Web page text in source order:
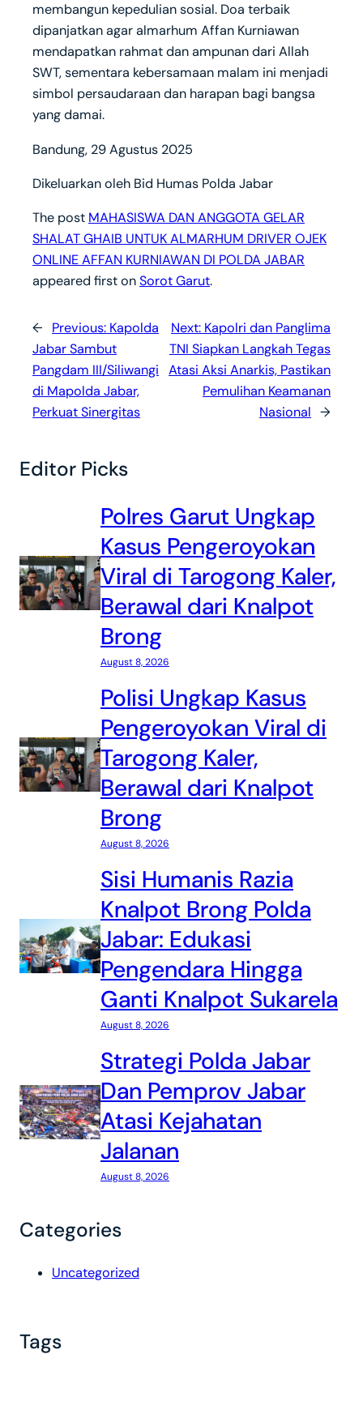
membangun kepedulian sosial. Doa terbaik
dipanjatkan agar almarhum Affan Kurniawan
mendapatkan rahmat dan ampunan dari Allah
SWT, sementara kebersamaan malam ini menjadi
simbol persaudaraan dan harapan bagi bangsa
yang damai.
Bandung, 29 Agustus 2025
Dikeluarkan oleh Bid Humas Polda Jabar
The post MAHASISWA DAN ANGGOTA GELAR
SHALAT GHAIB UNTUK ALMARHUM DRIVER OJEK
ONLINE AFFAN KURNIAWAN DI POLDA JABAR
appeared first onSorot Garut.
← Previous: Kapolda
Jabar Sambut
Pangdam III/Siliwangi
di Mapolda Jabar,
Perkuat Sinergitas
Next: Kapolri dan Panglima
TNI Siapkan Langkah Tegas
Atasi Aksi Anarkis, Pastikan
Pemulihan Keamanan
Nasional →
Editor Picks
Polres Garut Ungkap
Kasus Pengeroyokan
Viral di Tarogong Kaler,
Berawal dari Knalpot
Brong
August 8, 2026
Polisi Ungkap Kasus
Pengeroyokan Viral di
Tarogong Kaler,
Berawal dari Knalpot
Brong
August 8, 2026
Sisi Humanis Razia
Knalpot Brong Polda
Jabar: Edukasi
Pengendara Hingga
Ganti Knalpot Sukarela
August 8, 2026
Strategi Polda Jabar
Dan Pemprov Jabar
Atasi Kejahatan
Jalanan
August 8, 2026
Categories
Uncategorized
Tags